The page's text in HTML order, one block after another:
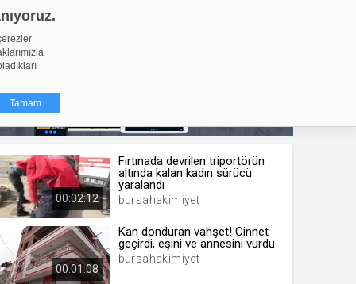
Tamam
küçük
İzniniz şu
hale
bir
00:02:12
Fırtınada devrilen triportörün
altında kalan kadın sürücü
yaralandı
bursahakimiyet
00:01:08
Kan donduran vahşet! Cinnet
geçirdi, eşini ve annesini vurdu
bursahakimiyet